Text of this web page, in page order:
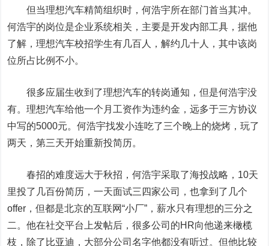
但当理想汽车精简组织时，何浩宇所在部门首当其冲。
何浩宇的岗位是企业系统相关，主要是开发内部工具，据他
了解，理想汽车校招学生有几百人，解约几十人，其中该岗
位所占比例不小。
很多应届生收到了理想汽车的转岗通知，但是何浩宇没
有。理想汽车给他一个月工资作为违约金，远多于三方协议
中写的5000元。何浩宇找发小连吃了三个晚上的烧烤，玩了
两天，第三天开始重新投简历。
春招的难度远大于秋招，何浩宇采取了海投战略，10天
里投了几百份简历，一天面试三四家公司，也拿到了几个
offer，但都是北京的互联网“小厂”，薪水只有理想的三分之
二。他在社交平台上发帖后，很多公司的HR向他递来橄榄
枝，除了 比亚迪 ，大部分公司名字他都没有听过。但他比较